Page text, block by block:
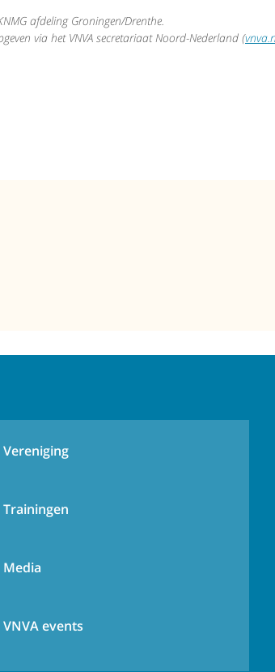
afdeling Groningen/Drenthe.
via het VNVA secretariaat Noord-Nederland (
Vereniging
Trainingen
Media
VNVA events